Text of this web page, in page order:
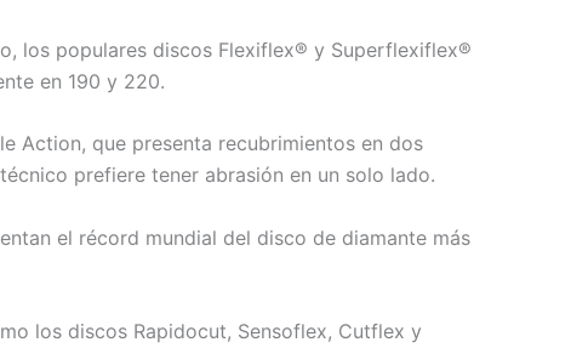
los populares discos Flexiflex® y Superflexiflex®
en 190 y 220.
Action, que presenta recubrimientos en dos
prefiere tener abrasión en un solo lado.
el récord mundial del disco de diamante más
los discos Rapidocut, Sensoflex, Cutflex y